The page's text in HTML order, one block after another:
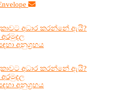
අධාර කරන්නේ ඇයි?
අරමුදල
අනුග්‍රහය
අධාර කරන්නේ ඇයි?
අරමුදල
අනුග්‍රහය